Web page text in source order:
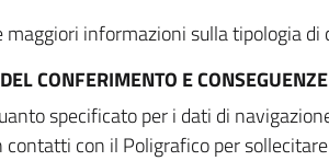
maggiori informazioni sulla tipologia
CONFERIMENTO E
specificato per i dati di
contatti con il Poligrafico per